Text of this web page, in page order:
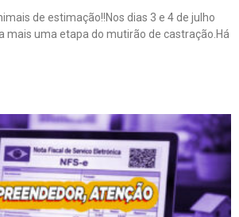
de estimação!!Nos dias 3 e 4 de julho
mais uma etapa do mutirão de castração.Há